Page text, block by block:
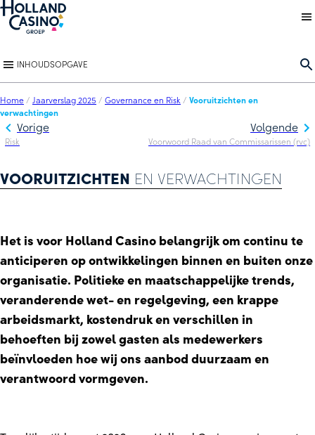
Back to homepage
INHOUDSOPGAVE
Home / Jaarverslag 2025 / Governance en Risk / Vooruitzichten en
verwachtingen
Volgende
Voorwoord Raad van Commissarissen (rvc)
Vorige
Risk
VOORUITZICHTEN EN VERWACHTINGEN
Het is voor Holland Casino belangrijk om continu te
anticiperen op ontwikkelingen binnen en buiten onze
organisatie. Politieke en maatschappelijke trends,
veranderende wet- en regelgeving, een krappe
arbeidsmarkt, kostendruk en verschillen in
behoeften bij zowel gasten als medewerkers
beïnvloeden hoe wij ons aanbod duurzaam en
verantwoord vormgeven.